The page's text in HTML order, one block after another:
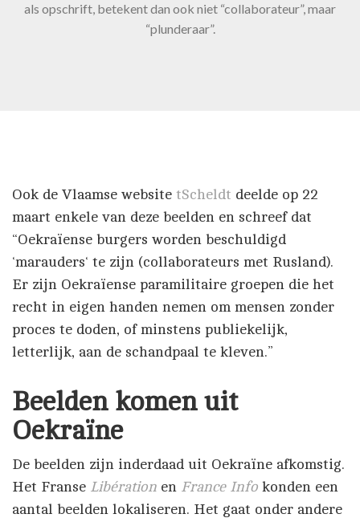
als opschrift, betekent dan ook niet “collaborateur”, maar
“plunderaar”.
Ook de Vlaamse website tScheldt deelde op 22
maart enkele van deze beelden en schreef dat
“Oekraïense burgers worden beschuldigd
‘marauders‘ te zijn (collaborateurs met Rusland).
Er zijn Oekraïense paramilitaire groepen die het
recht in eigen handen nemen om mensen zonder
proces te doden, of minstens publiekelijk,
letterlijk, aan de schandpaal te kleven.”
Beelden komen uit
Oekraïne
De beelden zijn inderdaad uit Oekraïne afkomstig.
Het Franse Libération en France Info konden een
aantal beelden lokaliseren. Het gaat onder andere